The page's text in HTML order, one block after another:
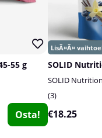
55 g
Osta!
SOLID Nutrition
3
€18.25